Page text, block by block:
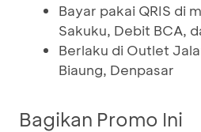
Bayar pakai QRIS di
Sakuku, Debit BCA,
Berlaku di Outlet
Biaung, Denpasar
Bagikan Promo Ini